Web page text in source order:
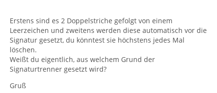
Erstens sind es 2 Doppelstriche gefolgt von einem
Leerzeichen und zweitens werden diese automatisch vor die
Signatur gesetzt, du könntest sie höchstens jedes Mal
löschen.
Weißt du eigentlich, aus welchem Grund der
Signaturtrenner gesetzt wird?
Gruß